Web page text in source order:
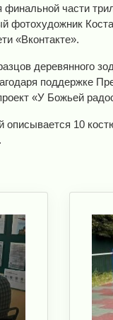
части
фотохудожник
«Вконтакте».
деревянного
поддержке
«У Божьей
описывается 10